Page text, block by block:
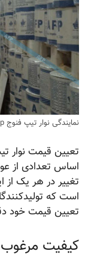
نمایندگی نوار تیپ فنوج afp
تعیین قیمت نوار
اساس تعدادی از
تغییر در هر یک از این
است که تولیدکنندگان
تعیین قیمت خود دقت
کیفیت مرغوب